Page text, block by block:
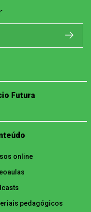
Futura
online
pedagógicos